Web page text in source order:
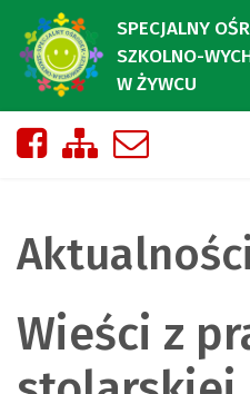
SPECJALNY
SZKOLNO-
W ŻYWCU
Nasza strona na
Zobacz mapę
Aktualności
Wieści z